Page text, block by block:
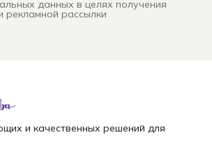
данных в целях получения
рекламной рассылки
и качественных решений для